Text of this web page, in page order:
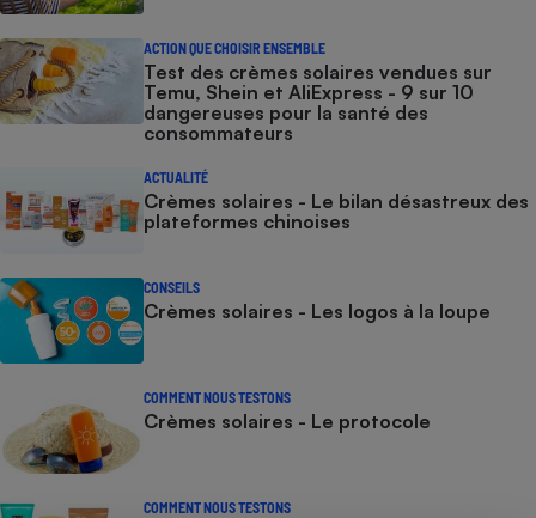
ACTION QUE CHOISIR ENSEMBLE
Test des crèmes solaires vendues sur
Temu, Shein et AliExpress - 9 sur 10
dangereuses pour la santé des
consommateurs
ACTUALITÉ
Crèmes solaires - Le bilan désastreux des
plateformes chinoises
CONSEILS
Crèmes solaires - Les logos à la loupe
COMMENT NOUS TESTONS
Crèmes solaires - Le protocole
COMMENT NOUS TESTONS